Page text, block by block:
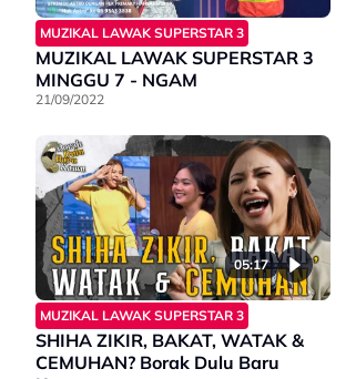
MUZIKAL LAWAK SUPERSTAR 3
MUZIKAL LAWAK SUPERSTAR 3
MINGGU 7 - NGAM
21/09/2022
05:17
MUZIKAL LAWAK SUPERSTAR 3
SHIHA ZIKIR, BAKAT, WATAK &
CEMUHAN? Borak Dulu Baru